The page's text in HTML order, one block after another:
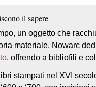
il sapere
un oggetto che
materiale. Nowarc
, offrendo a bibliofili e
stampati nel XVI